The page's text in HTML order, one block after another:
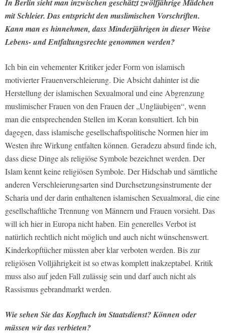
In Berlin sieht man inzwischen geschätzt zwölfjährige Mädchen
mit Schleier. Das entspricht den muslimischen Vorschriften.
Kann man es hinnehmen, dass Minderjährigen in dieser Weise
Lebens- und Entfaltungsrechte genommen werden?
Ich bin ein vehementer Kritiker jeder Form von islamisch
motivierter Frauenverschleierung. Die Absicht dahinter ist die
Herstellung der islamischen Sexualmoral und eine Abgrenzung
muslimischer Frauen von den Frauen der „Ungläubigen“, wenn
man die entsprechenden Stellen im Koran konsultiert. Ich bin
dagegen, dass islamische gesellschaftspolitische Normen hier im
Westen ihre Wirkung entfalten können. Geradezu absurd finde ich,
dass diese Dinge als religiöse Symbole bezeichnet werden. Der
Islam kennt keine religiösen Symbole. Der Hidschab und sämtliche
anderen Verschleierungsarten sind Durchsetzungsinstrumente der
Scharia und der darin enthaltenen islamischen Sexualmoral, die eine
gesellschaftliche Trennung von Männern und Frauen vorsieht. Das
will ich hier in Europa nicht haben. Ein generelles Verbot ist
natürlich rechtlich nicht möglich und auch nicht wünschenswert.
Kinderkopftücher müssten aber klar verboten werden. Bis zur
religiösen Volljährigkeit ist so etwas komplett inakzeptabel. Kritik
muss also auf jeden Fall zulässig sein und darf auch nicht als
Rassismus gebrandmarkt werden.
Wie sehen Sie das Kopftuch im Staatsdienst? Können oder
müssen wir das verbieten?